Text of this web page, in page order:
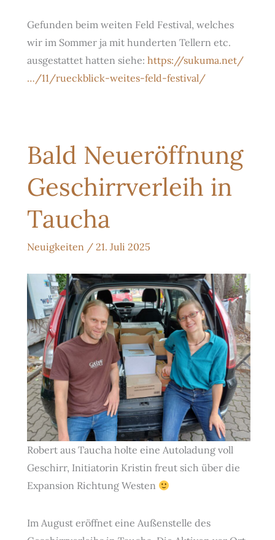
Gefunden beim weiten Feld Festival, welches
wir im Sommer ja mit hunderten Tellern etc.
ausgestattet hatten siehe: https://sukuma.net/
…/11/rueckblick-weites-feld-festival/
Bald Neueröffnung
Geschirrverleih in
Taucha
Neuigkeiten / 21. Juli 2025
Robert aus Taucha holte eine Autoladung voll
Geschirr, Initiatorin Kristin freut sich über die
Expansion Richtung Westen
Im August eröffnet eine Außenstelle des